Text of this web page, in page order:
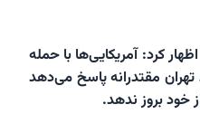
کرد: آمریکایی‌ها با حمله
تهران مقتدرانه پاسخ می‌دهد
خود بروز ندهد.